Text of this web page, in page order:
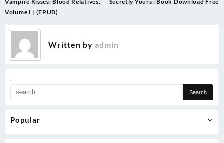
.
Popular
navigation
Vampire Kisses: Blood Relatives,
Volume I | (EPUB)
Secretly Yours : Book Download Free
Written by admin